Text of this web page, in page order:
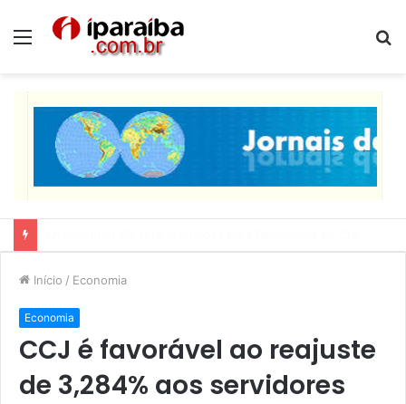
Menu
Início / Economia
Economia
CCJ é favorável ao reajuste
de 3,284% aos servidores